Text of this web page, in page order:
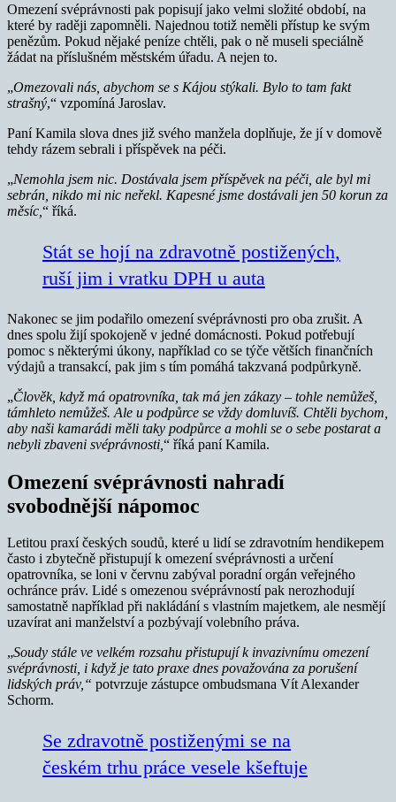
Omezení svéprávnosti pak popisují jako velmi složité období, na
které by raději zapomněli. Najednou totiž neměli přístup ke svým
penězům. Pokud nějaké peníze chtěli, pak o ně museli speciálně
žádat na příslušném městském úřadu. A nejen to.
„Omezovali nás, abychom se s Kájou stýkali. Bylo to tam fakt
strašný,“ vzpomíná Jaroslav.
Paní Kamila slova dnes již svého manžela doplňuje, že jí v domově
tehdy rázem sebrali i příspěvek na péči.
„Nemohla jsem nic. Dostávala jsem příspěvek na péči, ale byl mi
sebrán, nikdo mi nic neřekl. Kapesné jsme dostávali jen 50 korun za
měsíc, “ říká.
Stát se hojí na zdravotně postižených,
ruší jim i vratku DPH u auta
Nakonec se jim podařilo omezení svéprávnosti pro oba zrušit. A
dnes spolu žijí spokojeně v jedné domácnosti. Pokud potřebují
pomoc s některými úkony, například co se týče větších finančních
výdajů a transakcí, pak jim s tím pomáhá takzvaná podpůrkyně.
„Člověk, když má opatrovníka, tak má jen zákazy – tohle nemůžeš,
támhleto nemůžeš. Ale u podpůrce se vždy domluvíš. Chtěli bychom,
aby naši kamarádi měli taky podpůrce a mohli se o sebe postarat a
nebyli zbaveni svéprávnosti, “ říká paní Kamila.
Omezení svéprávnosti nahradí
svobodnější nápomoc
Letitou praxí českých soudů, které u lidí se zdravotním hendikepem
často i zbytečně přistupují k omezení svéprávnosti a určení
opatrovníka, se loni v červnu zabýval poradní orgán veřejného
ochránce práv. Lidé s omezenou svéprávností pak nerozhodují
samostatně například při nakládání s vlastním majetkem, ale nesmějí
uzavírat ani manželství a pozbývají volebního práva.
„Soudy stále ve velkém rozsahu přistupují k invazivnímu omezení
svéprávnosti, i když je tato praxe dnes považována za porušení
lidských práv,“ potvrzuje zástupce ombudsmana Vít Alexander
Schorm.
Se zdravotně postiženými se na
českém trhu práce vesele kšeftuje